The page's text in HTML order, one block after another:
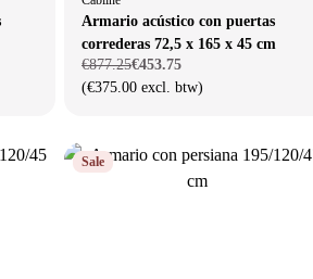
Armario acústico con puertas
correderas 72,5 x 165 x 45 cm
€877.25€453.75
(€375.00 excl. btw)
Sale